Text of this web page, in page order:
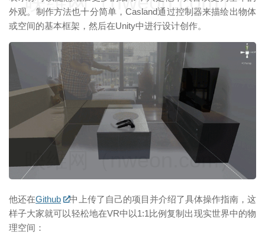
外观。制作方法也十分简单，Casland通过控制器来描绘出物体
或空间的基本框架，然后在Unity中进行设计创作。
他还在Github
中上传了自己的项目并介绍了具体操作指南，这
样子大家就可以轻松地在VR中以1:1比例复制出现实世界中的物
理空间：
映维网（nweon.com）